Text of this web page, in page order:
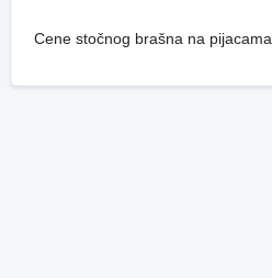
Cene stočnog brašna na pijacama